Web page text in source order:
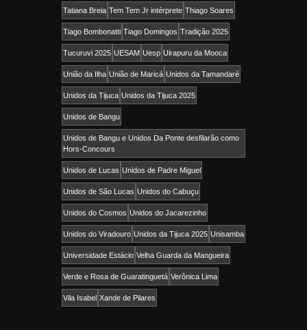
Tatiana Breia Tem Tem Jr intérprete Thiago Soares
Tiago Bombonatti Tiago Domingos Tradição 2025
Tucuruvi 2025 UESAM Uesp Uirapuru da Mooca
União da Ilha União de Maricá Unidos da Tamandaré
Unidos da Tijuca Unidos da Tijuca 2025
Unidos de Bangu
Unidos de Bangu e Unidos Da Ponte desfilarão como
Hors-Concours
Unidos de Lucas Unidos de Padre Miguel
Unidos de São Lucas Unidos do Cabuçu
Unidos do Cosmos Unidos do Jacarezinho
Unidos do Viradouro Unidos da Tijuca 2025 Unisamba
Universidade Estácio Velha Guarda da Mangueira
Verde e Rosa de Guaratinguetá Verônica Lima
Vila Isabel Xande de Pilares